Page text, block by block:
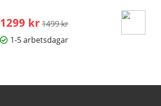
1299 kr Ordinarie pris:
1499 kr
1-5 arbetsdagar